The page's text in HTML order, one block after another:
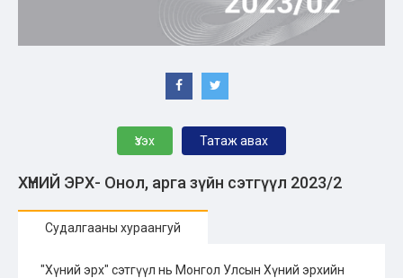
Үзэх Татаж авах
ХҮНИЙ ЭРХ- Онол, арга зүйн сэтгүүл 2023/2
Судалгааны хураангуй
"Хүний эрх" сэтгүүл нь Монгол Улсын Хүний эрхийн